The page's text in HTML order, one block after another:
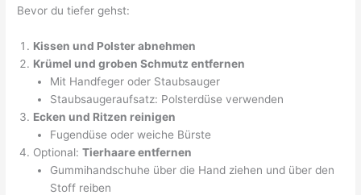
Bevor du tiefer gehst:
Kissen und Polster abnehmen
Krümel und groben Schmutz entfernen
Mit Handfeger oder Staubsauger
Staubsaugeraufsatz: Polsterdüse verwenden
Ecken und Ritzen reinigen
Fugendüse oder weiche Bürste
Optional:Tierhaare entfernen
Gummihandschuhe über die Hand ziehen und über den
Stoff reiben